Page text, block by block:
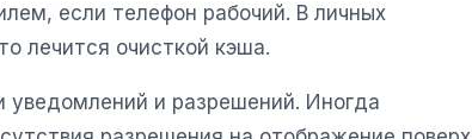
если телефон рабочий. В личных
лечится очисткой кэша.
уведомлений и разрешений. Иногда